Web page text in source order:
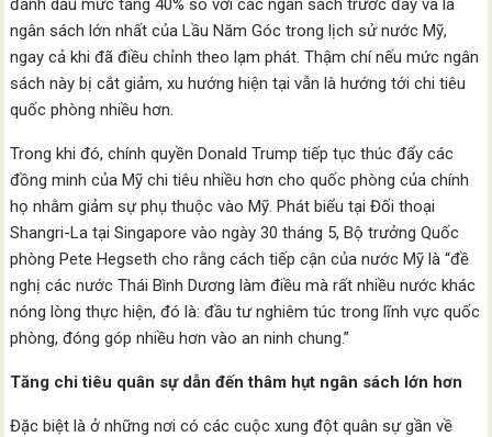
ngân sách lớn nhất của Lầu Năm Góc trong lịch sử nước Mỹ,
ngay cả khi đã điều chỉnh theo lạm phát. Thậm chí nếu mức ngân
sách này bị cắt giảm, xu hướng hiện tại vẫn là hướng tới chi tiêu
quốc phòng nhiều hơn.
Trong khi đó, chính quyền Donald Trump tiếp tục thúc đẩy các
đồng minh của Mỹ chi tiêu nhiều hơn cho quốc phòng của chính
họ nhằm giảm sự phụ thuộc vào Mỹ. Phát biểu tại Đối thoại
Shangri-La tại Singapore vào ngày 30 tháng 5, Bộ trưởng Quốc
phòng Pete Hegseth cho rằng cách tiếp cận của nước Mỹ là “đề
nghị các nước Thái Bình Dương làm điều mà rất nhiều nước khác
nóng lòng thực hiện, đó là: đầu tư nghiêm túc trong lĩnh vực quốc
phòng, đóng góp nhiều hơn vào an ninh chung.”
Tăng chi tiêu quân sự dẫn đến thâm hụt ngân sách lớn hơn
Đặc biệt là ở những nơi có các cuộc xung đột quân sự gần về